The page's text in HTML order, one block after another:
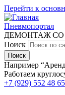
Перейти к
Пневмопортал
ДЕМОНТАЖ СО
Поиск
Например
Работаем
+7 (929) 552 48 65